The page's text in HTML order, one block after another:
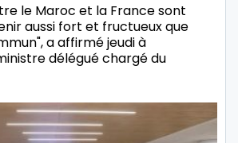
le Maroc et la France sont
aussi fort et fructueux que
a affirmé jeudi à
délégué chargé du